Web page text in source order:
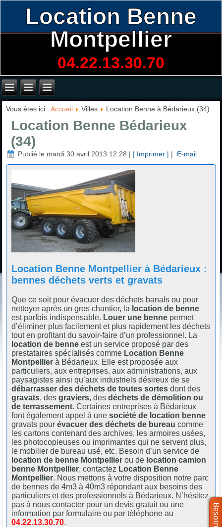
Location Benne
Montpellier
04.22.13.30.70
Vous êtes ici :Accueil Villes Location Benne à Bédarieux (34)
Location Benne Bédarieux
(34)
Publié le mardi 30 avril 2013 12:28 | | Imprimer | | E-mail
Location Benne Montpellier à Bédarieux :
bennes déchets verts et gravats
Que ce soit pour évacuer des déchets banals ou pour
nettoyer après un gros chantier, la location de benne
est parfois indispensable. Louer une benne permet
d’éliminer plus facilement et plus rapidement les déchets
tout en profitant du savoir-faire d’un professionnel. La
location de benne est un service proposé par des
prestataires spécialisés comme Location Benne
Montpellier à Bédarieux. Elle est proposée aux
particuliers, aux entreprises, aux administrations, aux
paysagistes ainsi qu’aux industriels désireux de se
débarrasser des déchets de toutes sortes dont des
gravats, desgraviers, desdéchets de démolition ou
de terrassement. Certaines entreprises à Bédarieux
font également appel à unesociété de location benne
gravats pourévacuer des déchets de bureau comme
les cartons contenant des archives, les armoires usées,
les photocopieuses ou imprimantes qui ne servent plus,
le mobilier de bureau usé, etc. Besoin d’un service de
location de benne Montpellier ou de location camion
benne Montpellier, contactez Location Benne
Montpellier. Nous mettons à votre disposition notre parc
de bennes de 4m3 à 40m3 répondant aux besoins des
particuliers et des professionnels à Bédarieux. N’hésitez
pas à nous contacter pour un devis gratuit ou une
information par formulaire ou par téléphone au
04.22.13.30.70.